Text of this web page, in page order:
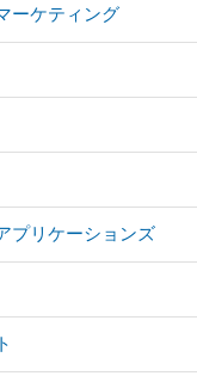
ーケティング
プリケーションズ